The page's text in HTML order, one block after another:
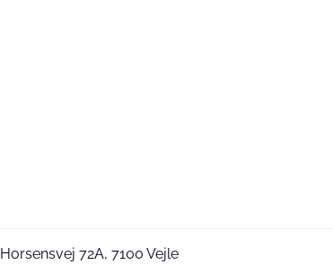
Horsensvej 72A, 7100 Vejle